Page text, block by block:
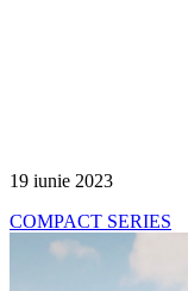
19 iunie 2023
COMPACT SERIES